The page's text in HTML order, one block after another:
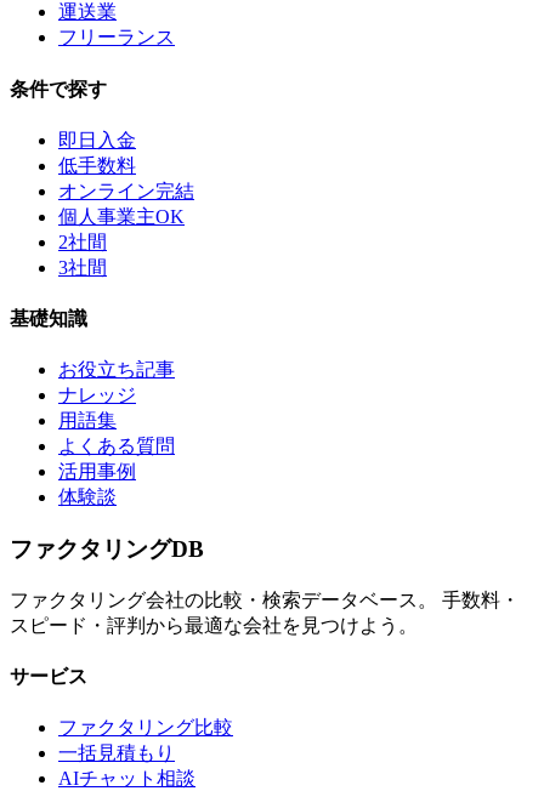
運送業
フリーランス
条件で探す
即日入金
低手数料
オンライン完結
個人事業主OK
2社間
3社間
基礎知識
お役立ち記事
ナレッジ
用語集
よくある質問
活用事例
体験談
ファクタリングDB
ファクタリング会社の比較・検索データベース。 手数料・
スピード・評判から最適な会社を見つけよう。
サービス
ファクタリング比較
一括見積もり
AIチャット相談